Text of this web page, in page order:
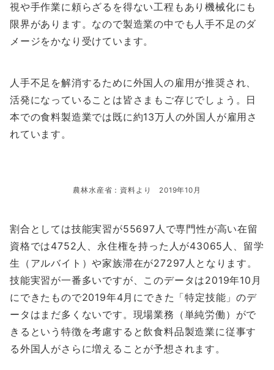
視や手作業に頼らざるを得ない工程もあり機械化にも
限界があります。なので製造業の中でも人手不足のダ
メージをかなり受けています。
人手不足を解消するために外国人の雇用が推奨され、
活発になっていることは皆さまもご存じでしょう。日
本での食料製造業では既に約13万人の外国人が雇用さ
れています。
農林水産省：資料より 2019年10月
割合としては技能実習が55697人で専門性が高い在留
資格では4752人、永住権を持った人が43065人、留学
生（アルバイト）や家族滞在が27297人となります。
技能実習が一番多いですが、このデータは2019年10月
にできたもので2019年4月にできた「特定技能」のデ
ータはまだ多くないです。現場業務（単純労働）がで
きるという特徴を考慮すると飲食料品製造業に従事す
る外国人がさらに増えることが予想されます。